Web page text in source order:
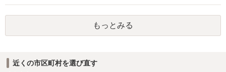
もっとみる
近くの市区町村を選び直す